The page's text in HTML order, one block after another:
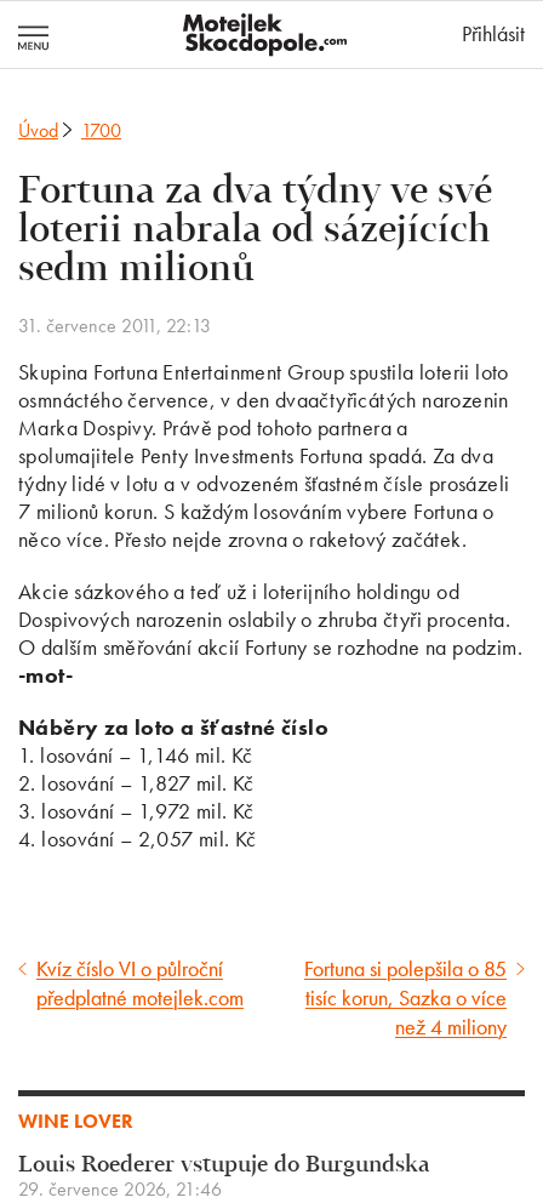
Přihlásit
Úvod 1700
Fortuna za dva týdny ve své
loterii nabrala od sázejících
sedm milionů
31. července 2011, 22:13
Skupina Fortuna Entertainment Group spustila loterii loto
osmnáctého července, v den dvaačtyřicátých narozenin
Marka Dospivy. Právě pod tohoto partnera a
spolumajitele Penty Investments Fortuna spadá. Za dva
týdny lidé v lotu a v odvozeném šťastném čísle prosázeli
7 milionů korun. S každým losováním vybere Fortuna o
něco více. Přesto nejde zrovna o raketový začátek.
Akcie sázkového a teď už i loterijního holdingu od
Dospivových narozenin oslabily o zhruba čtyři procenta.
O dalším směřování akcií Fortuny se rozhodne na podzim.
-mot-
Náběry za loto a šťastné číslo
1. losování – 1,146 mil. Kč
2. losování – 1,827 mil. Kč
3. losování – 1,972 mil. Kč
4. losování – 2,057 mil. Kč
Předcházející
článek
Kvíz číslo VI o půlroční
předplatné motejlek.com
Následující
článek
Fortuna si polepšila o 85
tisíc korun, Sazka o více
než 4 miliony
WINE LOVER
Louis Roederer vstupuje do Burgundska
29. července 2026, 21:46